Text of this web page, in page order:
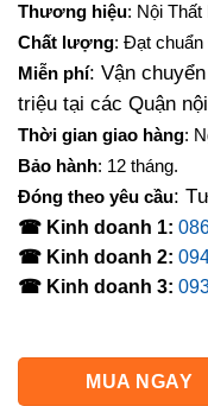
Thương hiệu: Nội
Chất lượng: Đạt chuẩn
Miễn phí: Vận
triệu tại các Quận
Thời gian giao hàng:
Bảo hành: 12 tháng.
Đóng theo yêu cầu:
☎ Kinh doanh 1:
☎ Kinh doanh 2:
☎ Kinh doanh 3:
MUA NGAY